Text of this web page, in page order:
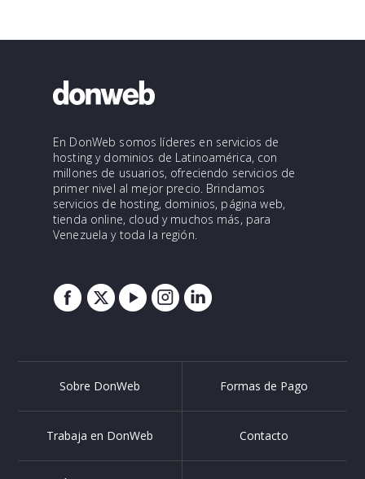
En DonWeb somos líderes en servicios de
hosting y dominios de Latinoamérica, con
millones de usuarios, ofreciendo servicios de
primer nivel al mejor precio. Brindamos
servicios de hosting, dominios, página web,
tienda online, cloud y muchos más, para
Venezuela y toda la región.
Sobre DonWeb Formas de Pago
Trabaja en DonWeb Contacto